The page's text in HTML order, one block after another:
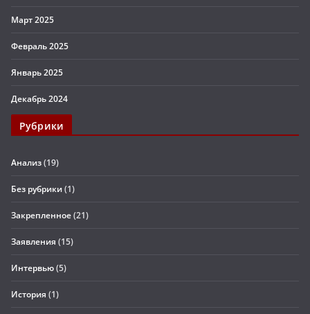
Март 2025
Февраль 2025
Январь 2025
Декабрь 2024
Рубрики
Анализ(19)
Без рубрики(1)
Закрепленное(21)
Заявления (15)
Интервью(5)
История (1)